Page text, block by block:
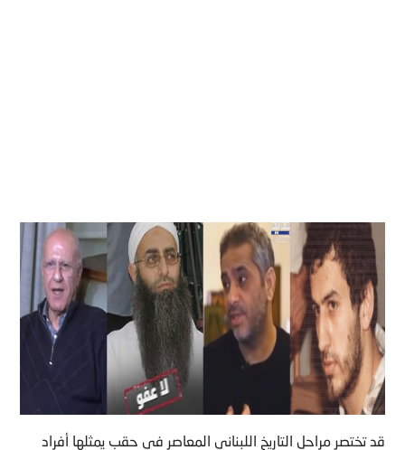
قد تختصر مراحل التاريخ اللبناني المعاصر في حقب يمثلها أفراد